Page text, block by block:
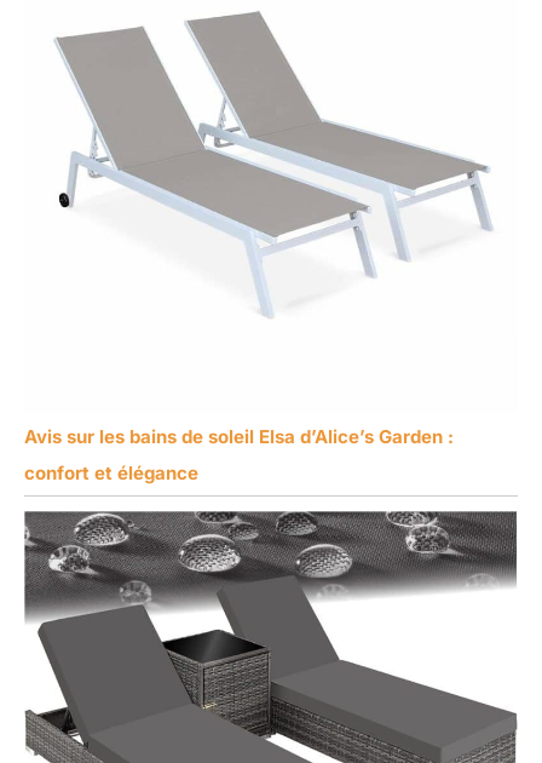
Avis sur les bains de soleil Elsa d’Alice’s Garden :
confort et élégance